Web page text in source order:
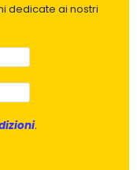
dedicate ai nostri
.